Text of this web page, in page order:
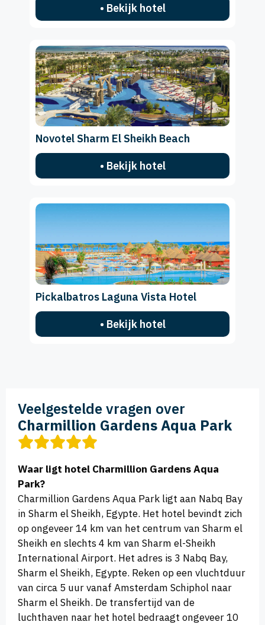
• Bekijk hotel
Novotel Sharm El Sheikh Beach
• Bekijk hotel
Pickalbatros Laguna Vista Hotel
• Bekijk hotel
Veelgestelde vragen over
Charmillion Gardens Aqua Park
Waar ligt hotel Charmillion Gardens Aqua
Park?
Charmillion Gardens Aqua Park ligt aan Nabq Bay
in Sharm el Sheikh, Egypte. Het hotel bevindt zich
op ongeveer 14 km van het centrum van Sharm el
Sheikh en slechts 4 km van Sharm el-Sheikh
International Airport. Het adres is 3 Nabq Bay,
Sharm el Sheikh, Egypte. Reken op een vluchtduur
van circa 5 uur vanaf Amsterdam Schiphol naar
Sharm el Sheikh. De transfertijd van de
luchthaven naar het hotel bedraagt ongeveer 10